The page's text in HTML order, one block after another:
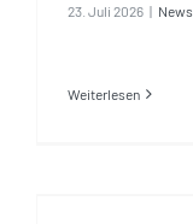
23. Juli 2026 | News
Weiterlesen